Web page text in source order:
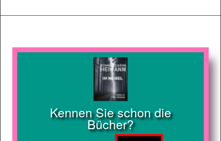
Kennen Sie schon die
Bücher?